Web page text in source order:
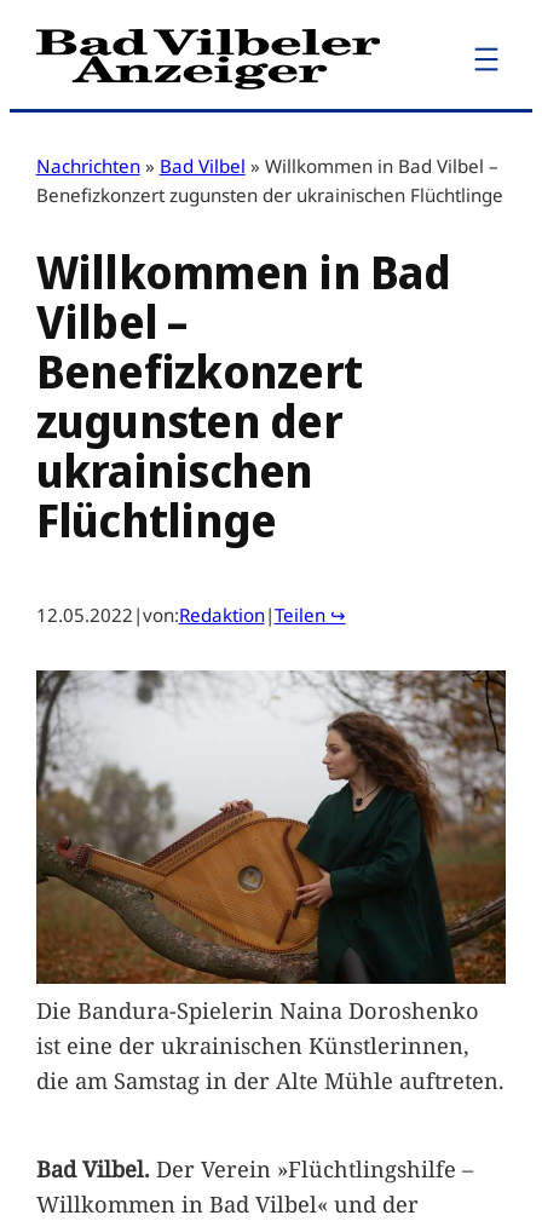
Zum
Inhalt
Nachrichten » Bad Vilbel » Willkommen in Bad Vilbel –
Benefizkonzert zugunsten der ukrainischen Flüchtlinge
Willkommen in Bad
Vilbel –
Benefizkonzert
zugunsten der
ukrainischen
Flüchtlinge
12.05.2022 |von:Redaktion|Teilen ↪
Die Bandura-Spielerin Naina Doroshenko
ist eine der ukrainischen Künstlerinnen,
die am Samstag in der Alte Mühle auftreten.
Bad Vilbel.Der Verein »Flüchtlingshilfe –
Willkommen in Bad Vilbel« und der